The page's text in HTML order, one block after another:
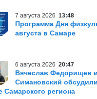
7 августа 2026 13:48
Программа Дня
августа в Самаре
6 августа 2026 20:47
Вячеслав Федорищев
Симановский
Самарского региона